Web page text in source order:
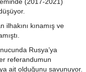
(2017-2021)
ilhakını kınamış ve
Rusya’ya
referandumun
ait olduğunu savunuyor.